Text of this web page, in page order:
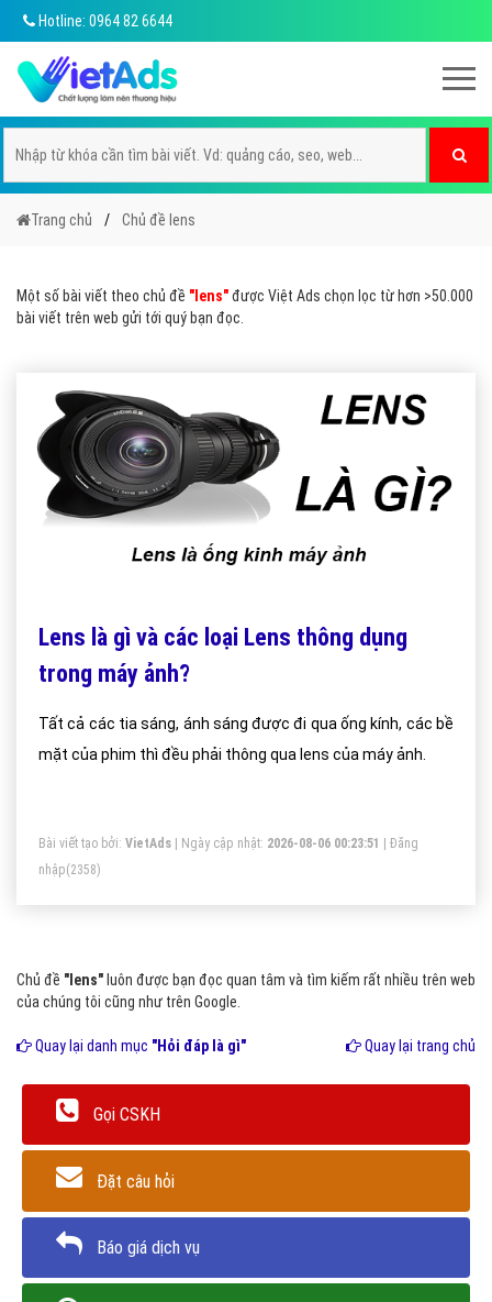
Hotline: 0964 82 6644
Trang chủ Chủ đề lens
Một số bài viết theo chủ đề "lens"được Việt Ads chọn lọc từ hơn >50.000
bài viết trên web gửi tới quý bạn đọc.
Lens là gì và các loại Lens thông dụng
trong máy ảnh?
Tất cả các tia sáng, ánh sáng được đi qua ống kính, các bề
mặt của phim thì đều phải thông qua lens của máy ảnh.
Bài viết tạo bởi: VietAds | Ngày cập nhật: 2026-08-06 00:23:51
Đăng
nhập(2358)
Chủ đề "lens" luôn được bạn đọc quan tâm và tìm kiếm rất nhiều trên web
của chúng tôi cũng như trên Google.
Quay lại danh mục "Hỏi đáp là gì" Quay lại trang chủ
Gọi CSKH
Đặt câu hỏi
Báo giá dịch vụ